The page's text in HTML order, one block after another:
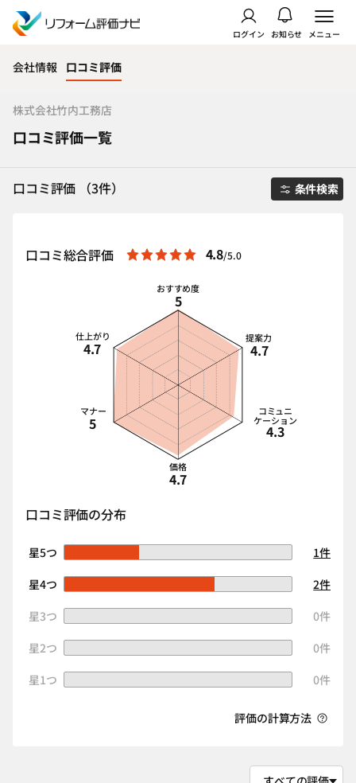
ログイン お知らせ メニュー
会社情報 口コミ評価
株式会社竹内工務店
口コミ評価一覧
口コミ評価 （3件） 条件検索
口コミ総合評価 4.8/5.0
おすすめ度
5
提案力
4.7
コミュニ
ケーション
4.3
価格
4.7
マナー
5
仕上がり
4.7
口コミ評価の分布
星5つ
1件
星4つ
2件
星3つ
0件
星2つ
0件
星1つ
0件
評価の計算方法